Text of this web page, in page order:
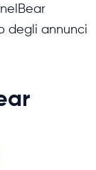
degli annunci